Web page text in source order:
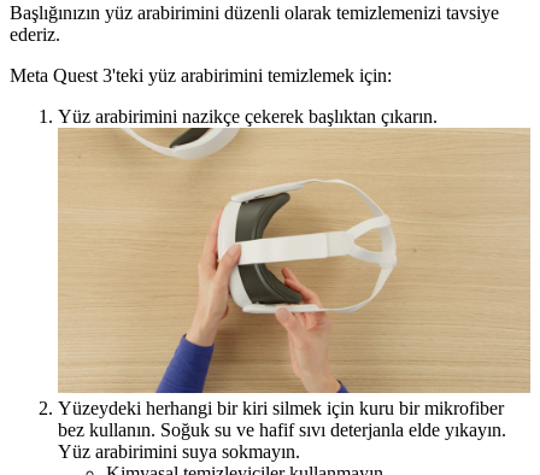
Başlığınızın yüz arabirimini düzenli olarak temizlemenizi tavsiye
ederiz.
Meta Quest 3'teki yüz arabirimini temizlemek için:
Yüz arabirimini nazikçe çekerek başlıktan çıkarın.
Yüzeydeki herhangi bir kiri silmek için kuru bir mikrofiber
bez kullanın. Soğuk su ve hafif sıvı deterjanla elde yıkayın.
Yüz arabirimini suya sokmayın.